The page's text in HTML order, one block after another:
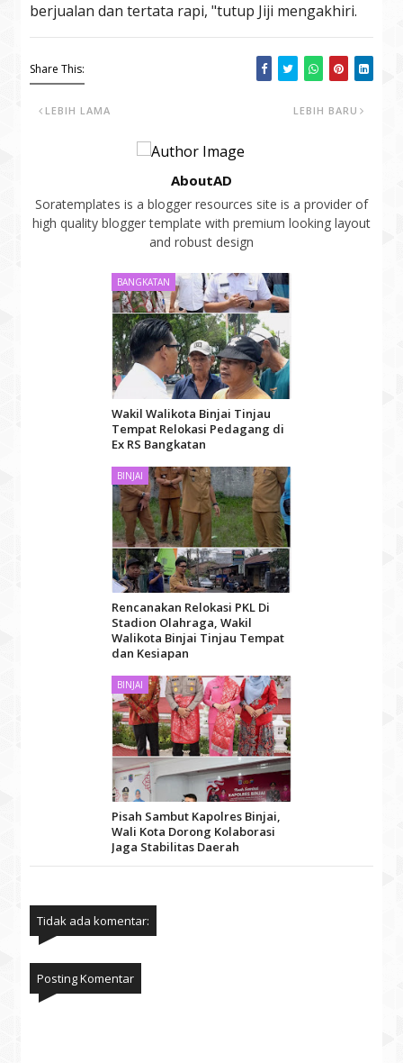
berjualan dan tertata rapi, "tutup Jiji mengakhiri.
Share This:
LEBIH BARU
LEBIH LAMA
AboutAD
Soratemplates is a blogger resources site is a provider of
high quality blogger template with premium looking layout
and robust design
BANGKATAN
Wakil Walikota Binjai Tinjau
Tempat Relokasi Pedagang di
Ex RS Bangkatan
BINJAI
Rencanakan Relokasi PKL Di
Stadion Olahraga, Wakil
Walikota Binjai Tinjau Tempat
dan Kesiapan
BINJAI
Pisah Sambut Kapolres Binjai,
Wali Kota Dorong Kolaborasi
Jaga Stabilitas Daerah
Tidak ada komentar:
Posting Komentar